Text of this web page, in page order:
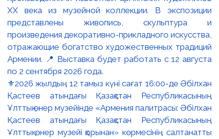
⚜️2026 жылдың 12 тамыз күні сағат 16:00-де Әбілхан
Қастеев атындағы Қазақстан Республикасының
Ұлттық өнер музейінде «Армения палитрасы: Әбілхан
Қастеев атындағы Қазақстан Республикасының
Ұлттық өнер музейі қорынан» көрмесінің салтанатты